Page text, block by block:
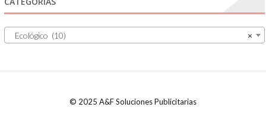
×
Ecológico (10)
© 2025 A&F Soluciones Publicitarias